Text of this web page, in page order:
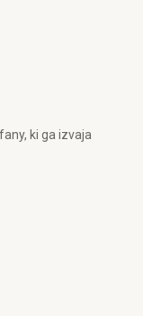
ki ga izvaja